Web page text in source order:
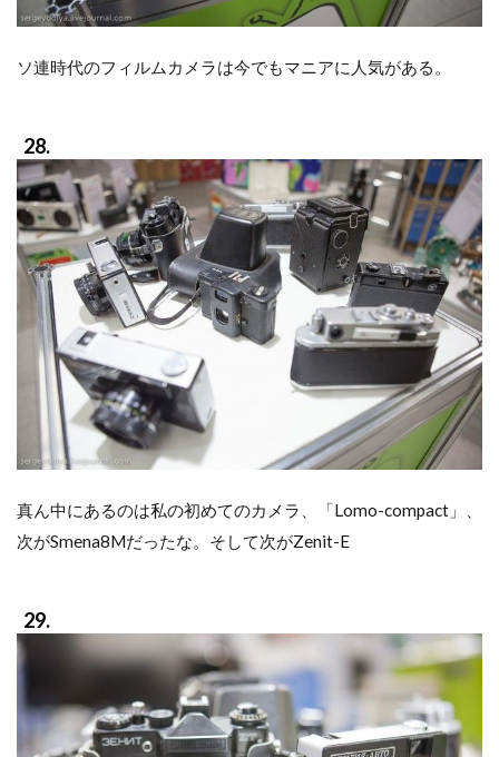
ソ連時代のフィルムカメラは今でもマニアに人気がある。
28.
真ん中にあるのは私の初めてのカメラ、「Lomo-compact」、
次がSmena8Mだったな。そして次がZenit-E
29.